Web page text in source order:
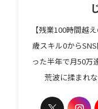
【残業100時間越
歳スキル0から
った半年で月50万
荒波に揉まれ